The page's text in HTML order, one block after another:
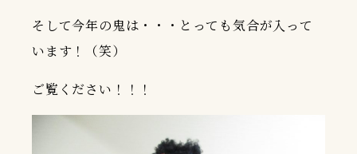
そして今年の鬼は・・・とっても気合が入って
います！（笑）
ご覧ください！！！